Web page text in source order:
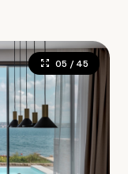
05 / 45